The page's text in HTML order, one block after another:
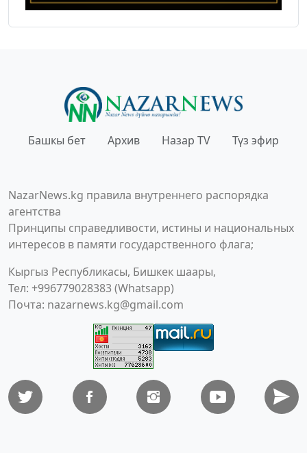
Башкы бет Архив Назар TV Түз эфир
NazarNews.kg правила внутреннего распорядка
агентства
Принципы справедливости, истины и национальных
интересов в памяти государственного флага;
Кыргыз Республикасы, Бишкек шаары,
Тел: +996779028383 (Whatsapp)
Почта: nazarnews.kg@gmail.com